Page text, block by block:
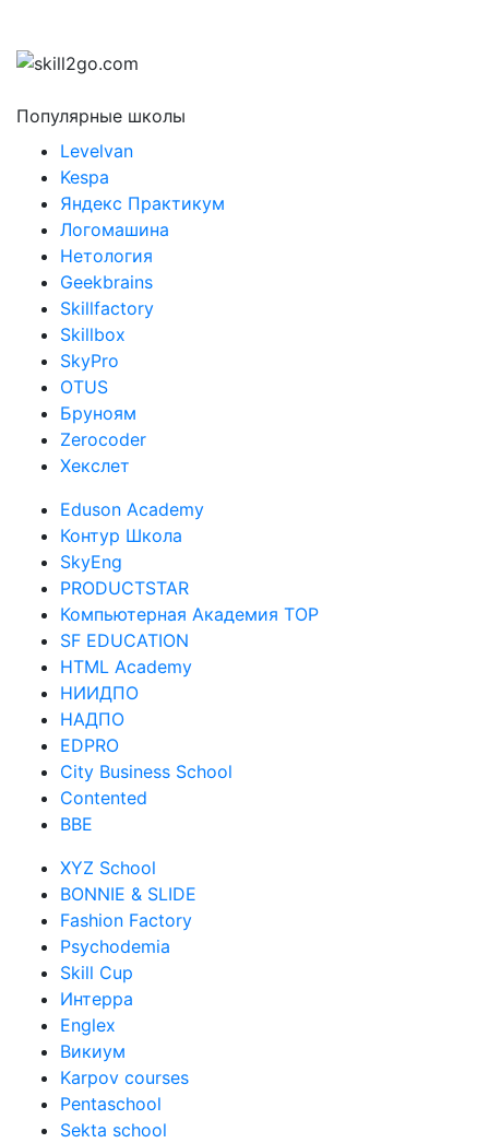
Популярные школы
Levelvan
Kespa
Яндекс Практикум
Логомашина
Нетология
Geekbrains
Skillfactory
Skillbox
SkyPro
OTUS
Бруноям
Zerocoder
Хекслет
Eduson Academy
Контур Школа
SkyEng
PRODUCTSTAR
Компьютерная Академия TOP
SF EDUCATION
HTML Academy
НИИДПО
НАДПО
EDPRO
City Business School
Contented
BBE
XYZ School
BONNIE & SLIDE
Fashion Factory
Psychodemia
Skill Cup
Интерра
Englex
Викиум
Karpov courses
Pentaschool
Sekta school